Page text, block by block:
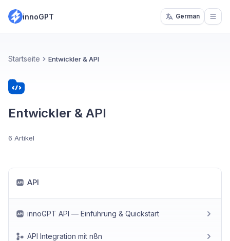
innoGPT German
Startseite Entwickler & API
Entwickler & API
6 Artikel
API
innoGPT API — Einführung & Quickstart
API Integration mit n8n